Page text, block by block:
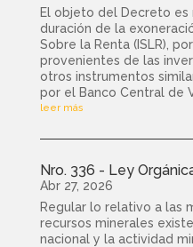
El objeto del Decreto
duración de la
Sobre la Renta (ISLR),
provenientes de las
otros instrumentos
por el Banco Central de
leer más
Nro. 336 - Ley
Abr 27, 2026
Regular lo relativo a las
recursos minerales
nacional y la actividad